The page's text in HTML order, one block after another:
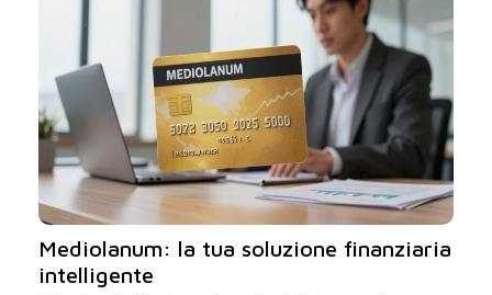
Mediolanum: la tua soluzione finanziaria
intelligente